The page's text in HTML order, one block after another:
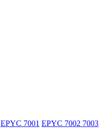
EPYC 7001 EPYC 7002 7003